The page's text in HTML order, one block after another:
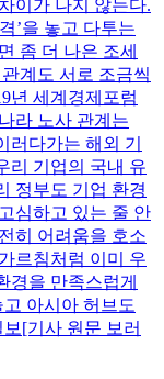
이가 나지 않는다.
’을 놓고 다투는
좀 더 나은 조세
계도 서로 조금씩
년 세계경제포럼
라 노사 관계는
러다가는 해외 기
리 기업의 국내 유
정부도 기업 환경
심하고 있는 줄 안
히 어려움을 호소
르침처럼 이미 우
경을 만족스럽게
아시아 허브도
[기사 원문 보러